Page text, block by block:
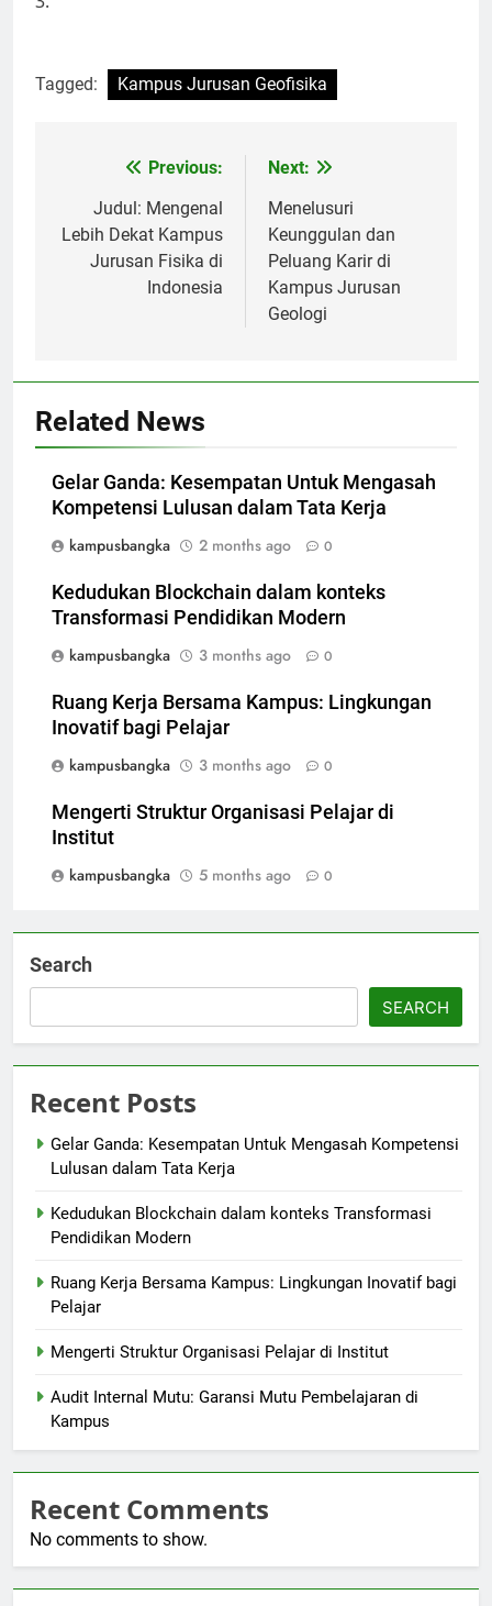
Tagged: Kampus Jurusan Geofisika
navigation
Previous:
Judul: Mengenal
Lebih Dekat Kampus
Jurusan Fisika di
Indonesia
Next:
Menelusuri
Keunggulan dan
Peluang Karir di
Kampus Jurusan
Geologi
Related News
Gelar Ganda: Kesempatan Untuk Mengasah
Kompetensi Lulusan dalam Tata Kerja
kampusbangka
2 months ago 0
Kedudukan Blockchain dalam konteks
Transformasi Pendidikan Modern
kampusbangka
3 months ago 0
Ruang Kerja Bersama Kampus: Lingkungan
Inovatif bagi Pelajar
kampusbangka
3 months ago 0
Mengerti Struktur Organisasi Pelajar di
Institut
kampusbangka
5 months ago 0
Search
SEARCH
Recent Posts
Gelar Ganda: Kesempatan Untuk Mengasah Kompetensi
Lulusan dalam Tata Kerja
Kedudukan Blockchain dalam konteks Transformasi
Pendidikan Modern
Ruang Kerja Bersama Kampus: Lingkungan Inovatif bagi
Pelajar
Mengerti Struktur Organisasi Pelajar di Institut
Audit Internal Mutu: Garansi Mutu Pembelajaran di
Kampus
Recent Comments
No comments to show.